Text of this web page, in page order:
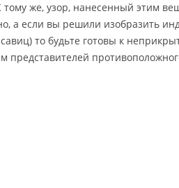
же, узор, нанесенный этим
а если вы решили изобразить
то будьте готовы к
представителей